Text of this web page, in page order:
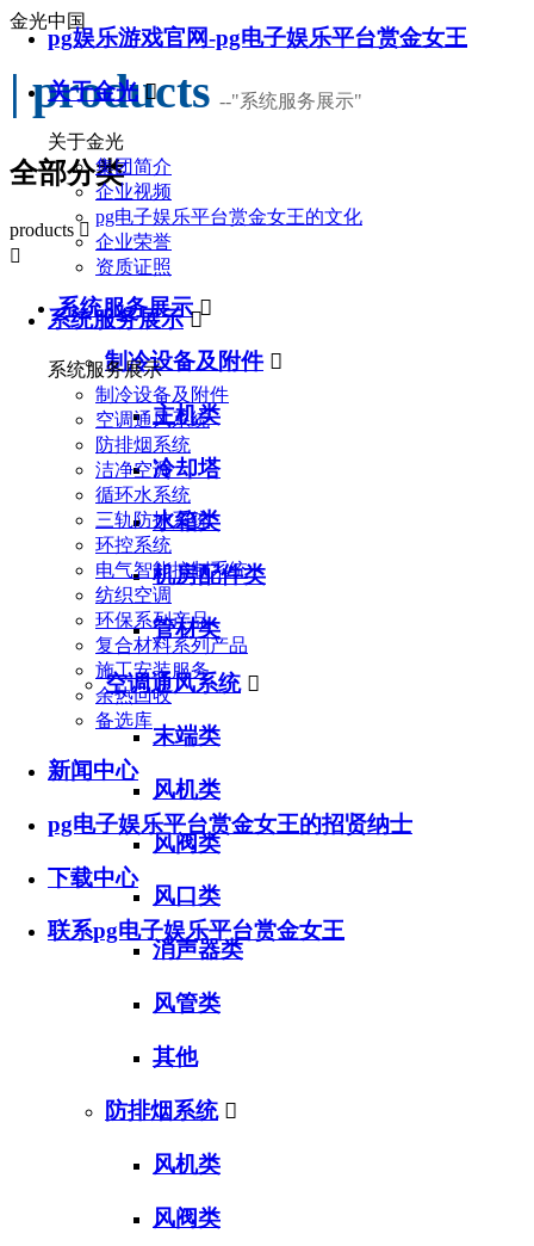
pg娱乐游戏官网-pg电子娱乐平台赏金女王
关于金光 
关于金光
集团简介
企业视频
pg电子娱乐平台赏金女王的文化
企业荣誉
资质证照
系统服务展示 
系统服务展示
制冷设备及附件
空调通风系统
防排烟系统
洁净空调
循环水系统
三轨防护系统
环控系统
电气智能控制系统
纺织空调
环保系列产品
复合材料系列产品
施工安装服务
余热回收
备选库
新闻中心
pg电子娱乐平台赏金女王的招贤纳士
下载中心
联系pg电子娱乐平台赏金女王
金光中国
| products --"系统服务展示"
全部分类
products 

系统服务展示 
制冷设备及附件 
主机类
冷却塔
水箱类
机房配件类
管材类
空调通风系统 
末端类
风机类
风阀类
风口类
消声器类
风管类
其他
防排烟系统 
风机类
风阀类